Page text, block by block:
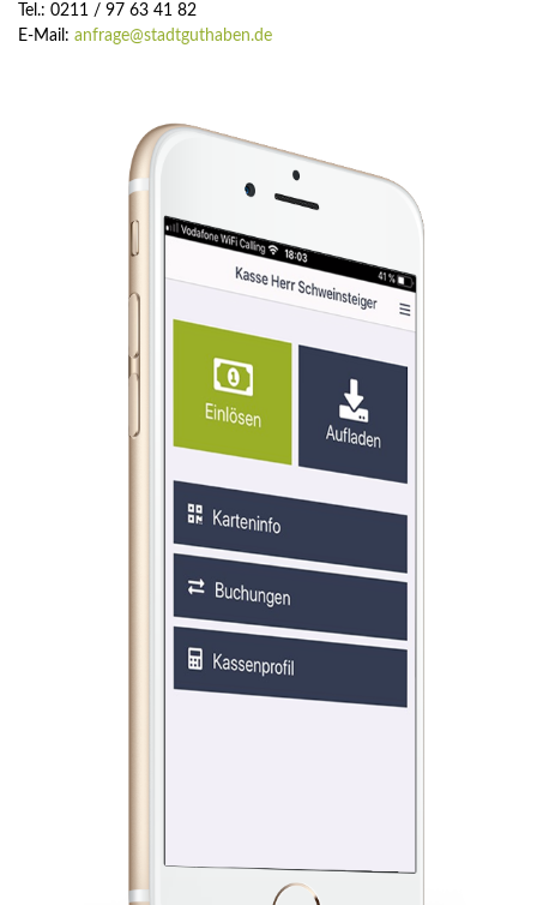
Tel.: 0211 / 97 63 41 82
E-Mail: anfrage@stadtguthaben.de